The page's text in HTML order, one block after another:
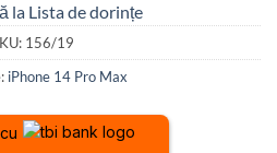
la Lista de dorințe
156/19
iPhone 14 Pro Max